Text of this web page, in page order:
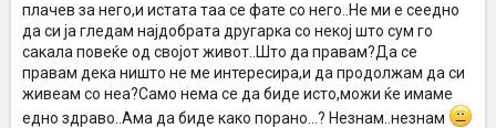
плачев за него,и истата таа се фате со него..Не ми е сеедно
да си ја гледам најдобрата другарка со некој што сум го
сакала повеќе од својот живот..Што да правам?Да се
правам дека ништо не ме интересира,и да продолжам да си
живеам со неа?Само нема се да биде исто,можи ќе имаме
едно здраво..Ама да биде како порано...? Незнам..незнам